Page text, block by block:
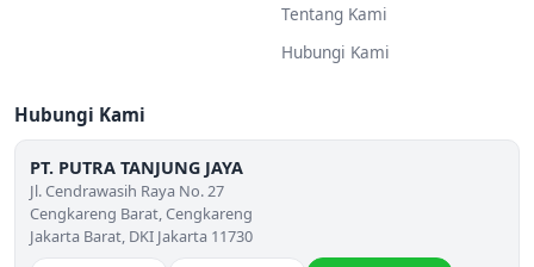
Tentang Kami
Hubungi Kami
Hubungi Kami
PT. PUTRA TANJUNG JAYA
Jl. Cendrawasih Raya No. 27
Cengkareng Barat, Cengkareng
Jakarta Barat, DKI Jakarta 11730